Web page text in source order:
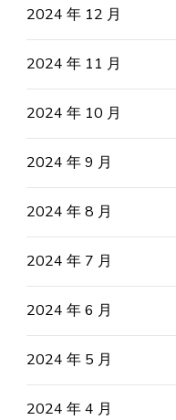
2024 年 12 月
2024 年 11 月
2024 年 10 月
2024 年 9 月
2024 年 8 月
2024 年 7 月
2024 年 6 月
2024 年 5 月
2024 年 4 月